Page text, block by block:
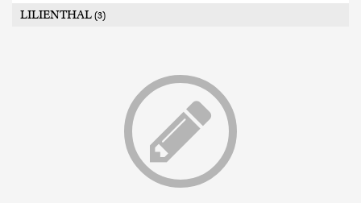
LILIENTHAL (3)